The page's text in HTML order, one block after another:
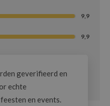
9,9
9,9
geverifieerd en
echte
en events.